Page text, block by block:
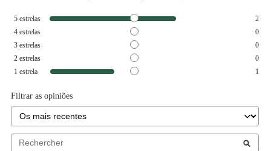
5 estrelas
2
4 estrelas
0
3 estrelas
0
2 estrelas
0
1 estrela 1
Filtrar as opiniões